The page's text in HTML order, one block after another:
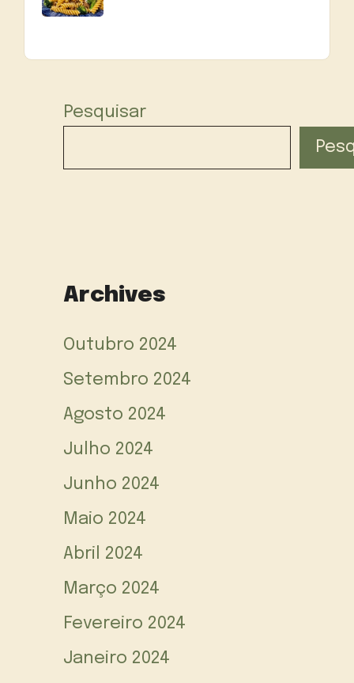
Pesquisar
Archives
Outubro 2024
Setembro 2024
Agosto 2024
Julho 2024
Junho 2024
Maio 2024
Abril 2024
Março 2024
Fevereiro 2024
Janeiro 2024